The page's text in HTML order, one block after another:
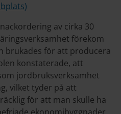
av cirka 30
förekom
brukades för att producera
konstaterade, att
jordbruksverksamhet
vilket tyder på att
för att man skulle ha